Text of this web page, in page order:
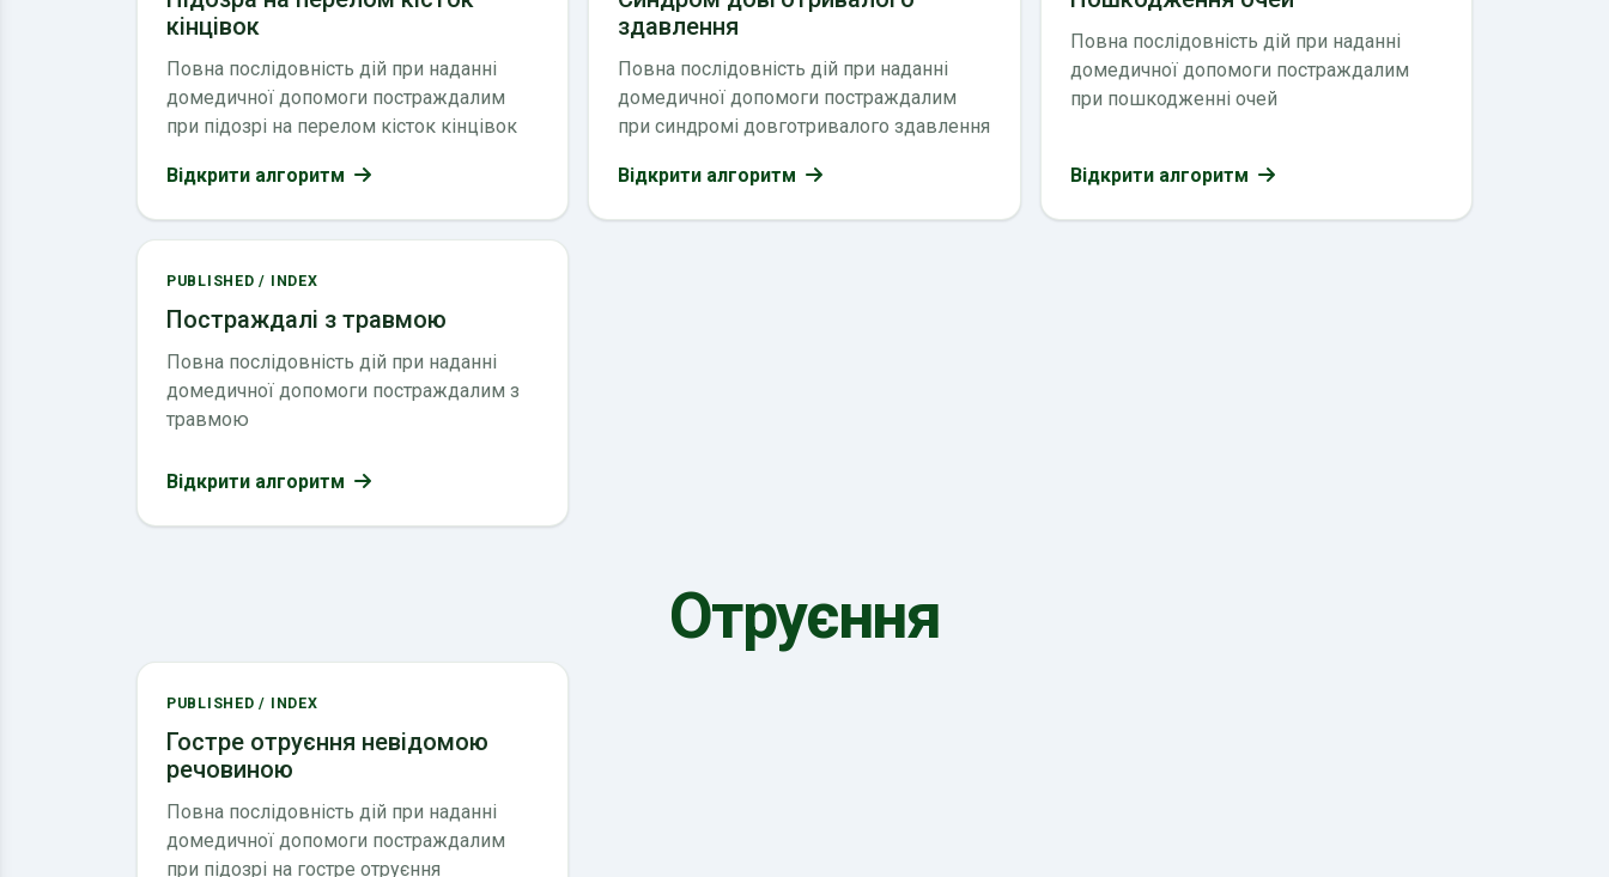
кінцівок
Повна послідовність дій при наданні
домедичної допомоги постраждалим
при підозрі на перелом кісток кінцівок
Відкрити алгоритм
здавлення
Повна послідовність дій при наданні
домедичної допомоги постраждалим
при синдромі довготривалого здавлення
Відкрити алгоритм
Повна послідовність дій при наданні
домедичної допомоги постраждалим
при пошкодженні очей
Відкрити алгоритм
PUBLISHED / INDEX
Постраждалі з травмою
Повна послідовність дій при наданні
домедичної допомоги постраждалим з
травмою
Відкрити алгоритм
Отруєння
PUBLISHED / INDEX
Гостре отруєння невідомою
речовиною
Повна послідовність дій при наданні
домедичної допомоги постраждалим
при підозрі на гостре отруєння